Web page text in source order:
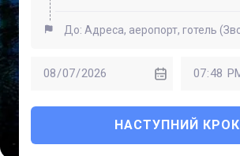
НАСТУПНИЙ КРОК